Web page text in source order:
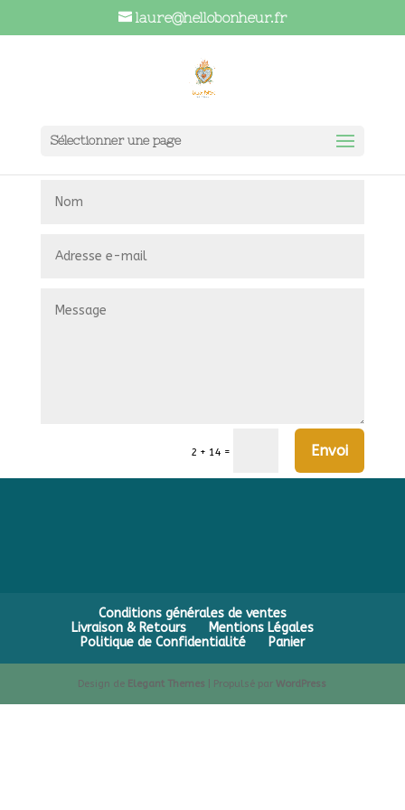
laure@hellobonheur.fr
Sélectionner une page
2 + 14 = Envoi
Conditions générales de ventes
Livraison & Retours
Mentions Légales
Politique de Confidentialité
Panier
Design de Elegant Themes | Propulsé parWordPress